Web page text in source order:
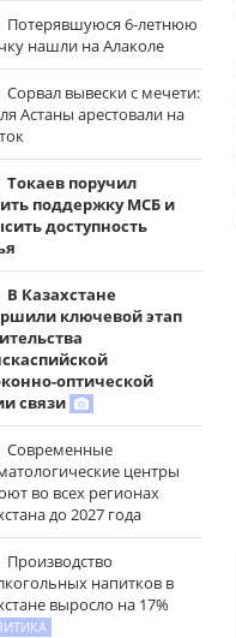
Потерявшуюся 6-летнюю
нашли на Алаколе
Сорвал вывески с мечети:
Астаны арестовали на
Токаев поручил
поддержку МСБ и
доступность
В Казахстане
ключевой этап
оптической
связи
Современные
центры
во всех регионах
до 2027 года
Производство
напитков в
выросло на 17%